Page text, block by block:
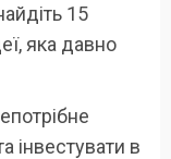
15
яка давно
інвестувати в